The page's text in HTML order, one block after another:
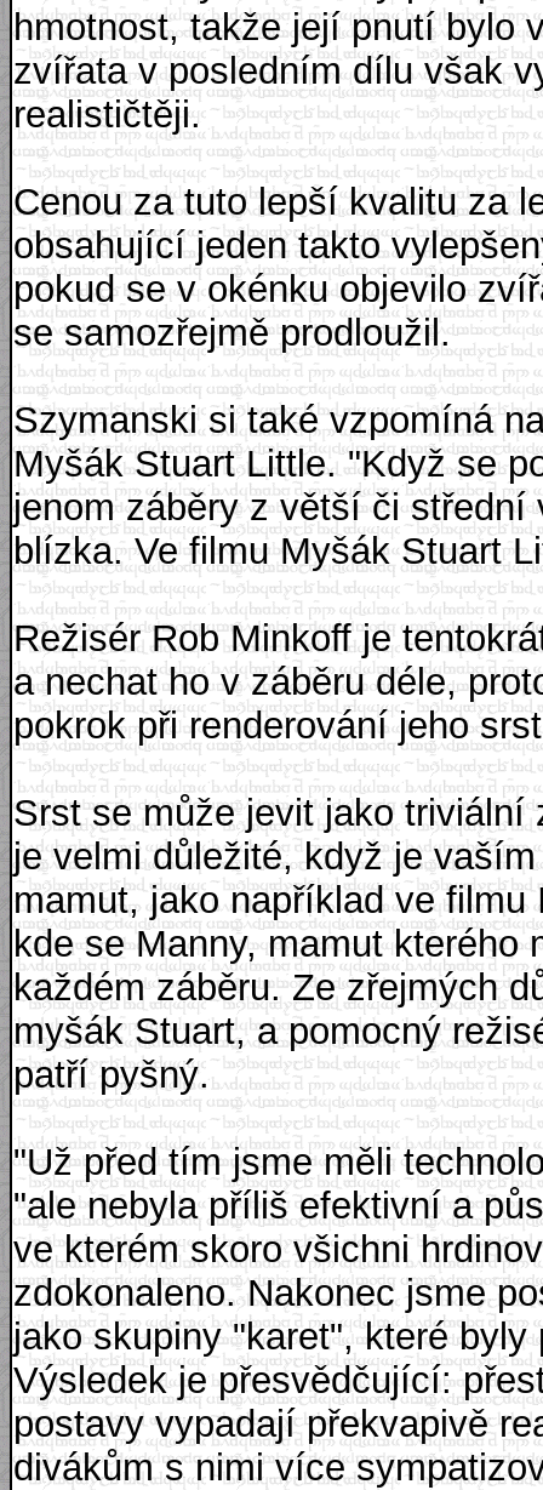
hmotnost, takže její pnutí bylo
zvířata v posledním dílu však
realističtěji.
Cenou za tuto lepší kvalitu za
obsahující jeden takto
pokud se v okénku objevilo
se samozřejmě prodloužil.
Szymanski si také vzpomíná
Myšák Stuart Little. "Když se
jenom záběry z větší či střední
blízka. Ve filmu Myšák Stuart
Režisér Rob Minkoff je
a nechat ho v záběru déle,
pokrok při renderování jeho
Srst se může jevit jako
je velmi důležité, když je
mamut, jako například ve
kde se Manny, mamut kterého
každém záběru. Ze zřejmých
myšák Stuart, a pomocný
patří pyšný.
"Už před tím jsme měli
"ale nebyla příliš efektivní a
ve kterém skoro všichni
zdokonaleno. Nakonec jsme
jako skupiny "karet", které
Výsledek je přesvědčující:
postavy vypadají překvapivě
divákům s nimi více